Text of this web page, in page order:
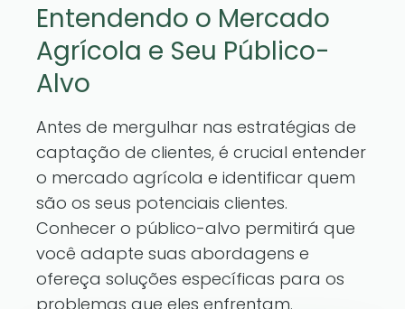
Entendendo o Mercado
Agrícola e Seu Público-
Alvo
Antes de mergulhar nas estratégias de
captação de clientes, é crucial entender
o mercado agrícola e identificar quem
são os seus potenciais clientes.
Conhecer o público-alvo permitirá que
você adapte suas abordagens e
ofereça soluções específicas para os
problemas que eles enfrentam.